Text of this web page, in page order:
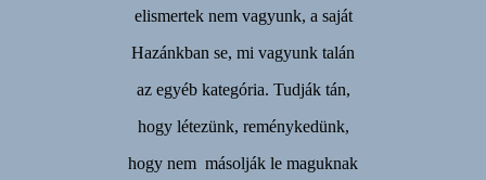
elismertek nem vagyunk, a saját
Hazánkban se, mi vagyunk talán
az egyéb kategória. Tudják tán,
hogy létezünk, reménykedünk,
hogy nem másolják le maguknak